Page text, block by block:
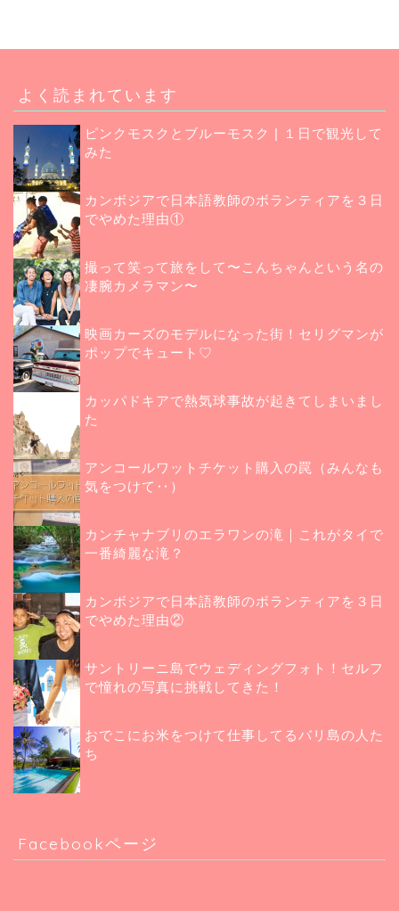
よく読まれています
ピンクモスクとブルーモスク | １日で観光して
みた
カンボジアで日本語教師のボランティアを３日
でやめた理由①
撮って笑って旅をして〜こんちゃんという名の
凄腕カメラマン〜
映画カーズのモデルになった街！セリグマンが
ポップでキュート♡
カッパドキアで熱気球事故が起きてしまいまし
た
アンコールワットチケット購入の罠（みんなも
気をつけて‥）
カンチャナブリのエラワンの滝｜これがタイで
一番綺麗な滝？
カンボジアで日本語教師のボランティアを３日
でやめた理由②
サントリーニ島でウェディングフォト！セルフ
で憧れの写真に挑戦してきた！
おでこにお米をつけて仕事してるバリ島の人た
ち
Facebookページ